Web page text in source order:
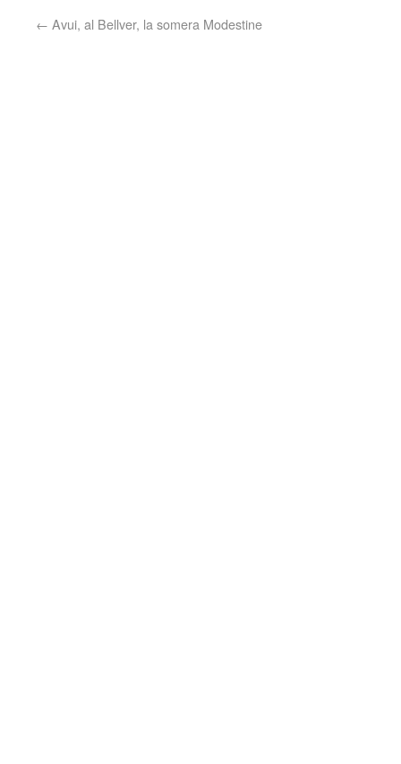
← Avui, al Bellver, la somera Modestine